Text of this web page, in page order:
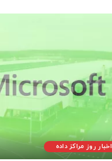
اخبار روز مراکز داده